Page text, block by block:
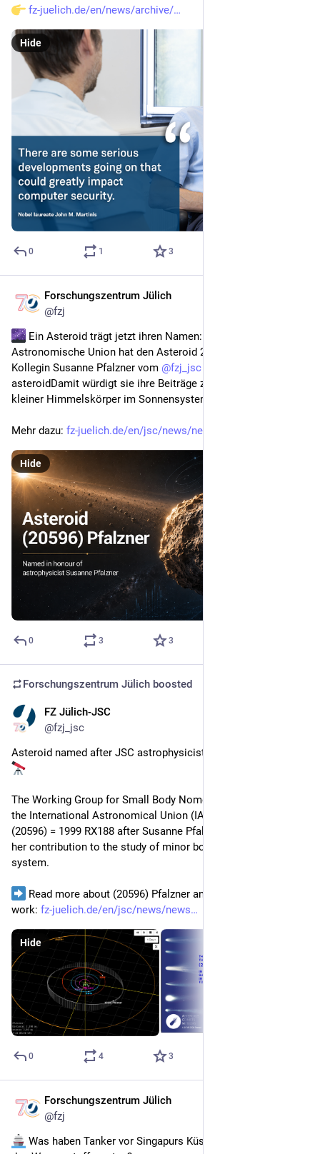
fz-juelich.de/en/news/archive/
Hide
0 1 3
Forschungszentrum Jülich
@fzj
Ein Asteroid trägt jetzt ihren Namen: Die Internationale
Astronomische Union hat den Asteroid 20596 nach unserer
Kollegin Susanne Pfalzner vom @fzj_jsc
asteroidDamit würdigt sie ihre Beiträge zur Erforschung
kleiner Himmelskörper im Sonnensystem.
Mehr dazu: fz-juelich.de/en/jsc/news/news
Hide
0 3 3
Forschungszentrum Jülich boosted
FZ Jülich-JSC
@fzj_jsc
Asteroid named after JSC astrophysicist Susanne Pfalzner
The Working Group for Small Body Nomenclature (WGSBN) of
the International Astronomical Union (IAU) named asteroid
(20596) = 1999 RX188 after Susanne Pfalzner in recognition of
her contribution to the study of minor bodies of the solar
system.
Read more about (20596) Pfalzner and Susanne's amazing
work: fz-juelich.de/en/jsc/news/news
Hide
0 4 3
Forschungszentrum Jülich
@fzj
Was haben Tanker vor Singapurs Küste mit der Zukunft